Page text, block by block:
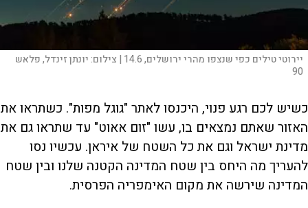
יירוטי טילים כפי שנצפו מהרי ירושלים, 14.6 | צילום:יונתן זינדל, פלאש
90
כשיש לכם רגע פנוי, היכנסו לאתר "גוגל מפות". כשתראו את
האזור שאתם נמצאים בו, עשו "זום אאוט" עד שתראו גם את
מדינת ישראל וגם את כל השטח של איראן. עכשיו נסו
להעריך מה היחס בין שטח המדינה הקטנה שלנו ובין שטח
המדינה שירשה את מקום האימפריה הפרסית.